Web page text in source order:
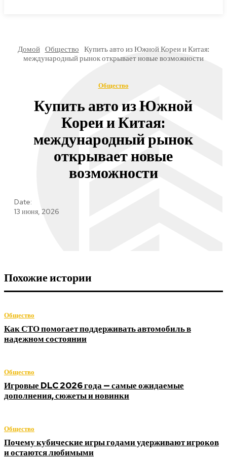
Домой Общество
Купить авто из Южной Кореи и Китая:
международный рынок открывает новые возможности
Общество
Купить авто из Южной
Кореи и Китая:
международный рынок
открывает новые
возможности
Date:
13 июня, 2026
Похожие истории
Общество
Как СТО помогает поддерживать автомобиль в
надежном состоянии
Общество
Игровые DLC 2026 года — самые ожидаемые
дополнения, сюжеты и новинки
Общество
Почему кубические игры годами удерживают игроков
и остаются любимыми